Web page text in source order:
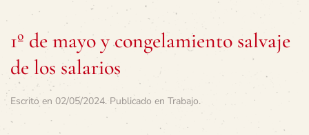
1º de mayo y congelamiento salvaje
de los salarios
Escrito en 02/05/2024. Publicado en Trabajo.